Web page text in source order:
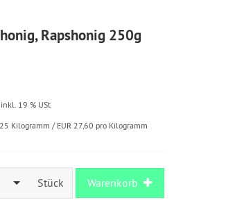
Rapshonig 250g
inkl. 19 % USt
Kilogramm / EUR 27,60 pro Kilogramm
Stück Warenkorb